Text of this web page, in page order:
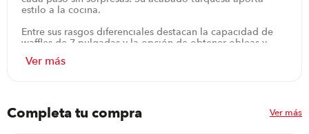
estilo a la cocina.
Entre sus rasgos diferenciales destacan la capacidad de
waffles de 7 pulgadas y la opción de obtener obleas y
liberación rápida y limpieza sencilla. El control de
encendido, precalentamiento y potencia iluminan el
proceso, y su diseño compacto permite almacenamiento
Completa tu compra Ver más